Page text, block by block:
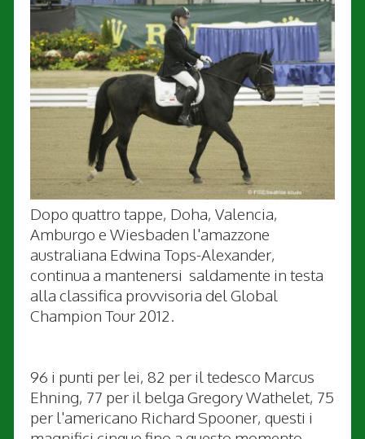
Dopo quattro tappe, Doha, Valencia,
Amburgo e Wiesbaden l'amazzone
australiana Edwina Tops-Alexander,
continua a mantenersi saldamente in testa
alla classifica provvisoria del Global
Champion Tour 2012.
96 i punti per lei, 82 per il tedesco Marcus
Ehning, 77 per il belga Gregory Wathelet, 75
per l'americano Richard Spooner, questi i